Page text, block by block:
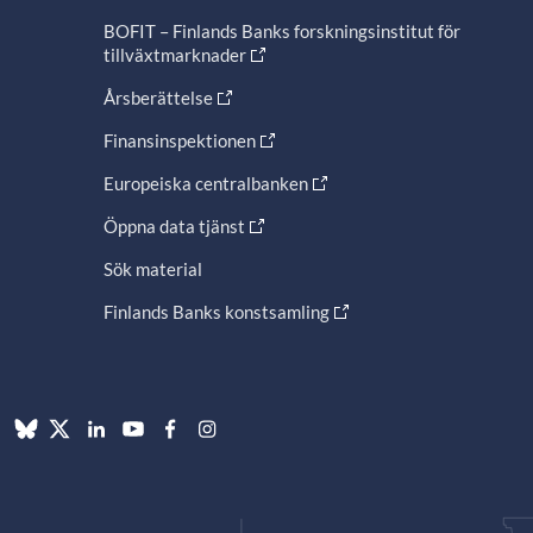
BOFIT – Finlands Banks forskningsinstitut för
tillväxtmarknader
Årsberättelse
Finansinspektionen
Europeiska centralbanken
Öppna data tjänst
Sök material
Finlands Banks konstsamling